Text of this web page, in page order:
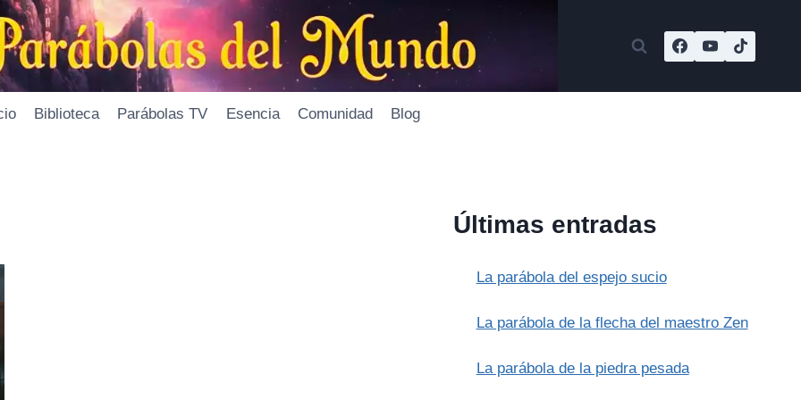
Biblioteca Parábolas TV Esencia Comunidad Blog
Últimas entradas
La parábola del espejo sucio
La parábola de la flecha del maestro Zen
La parábola de la piedra pesada